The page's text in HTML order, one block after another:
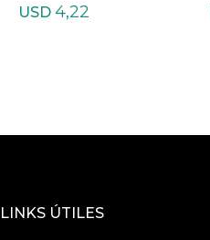
ada Mixtas
USD 4,22
LINKS ÚTILES